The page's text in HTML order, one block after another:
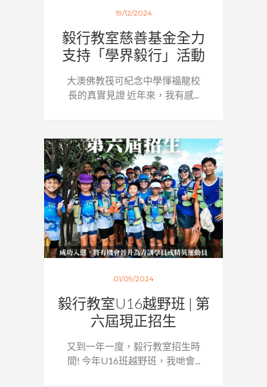
19/12/2024
毅行教室慈善基金全力
支持「學界毅行」活動
大澳佛教筏可紀念中學惲福龍校
長的真實見證 近年來，我有感...
01/09/2024
毅行教室U16越野班 | 第
六屆現正招生
又到一年一度，毅行教室招生時
間! 今年U16班越野班，我哋會...